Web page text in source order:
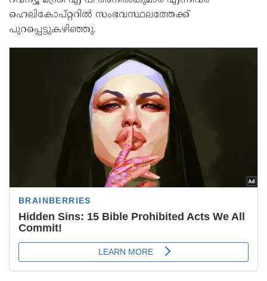
ഹെലികോപ്റ്ററിൽ സംഭവസ്ഥലത്തേക്ക്
പുറപ്പെട്ടുകഴിഞ്ഞു.